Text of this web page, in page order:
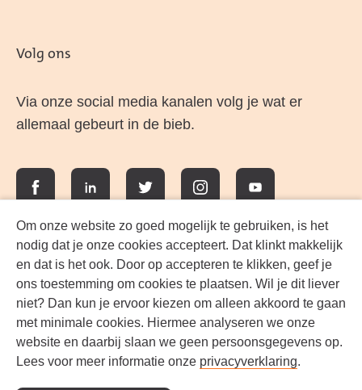
Om onze website zo goed mogelijk te gebruiken, is het
nodig dat je onze cookies accepteert. Dat klinkt makkelijk
en dat is het ook. Door op accepteren te klikken, geef je
ons toestemming om cookies te plaatsen. Wil je dit liever
niet? Dan kun je ervoor kiezen om alleen akkoord te gaan
met minimale cookies. Hiermee analyseren we onze
website en daarbij slaan we geen persoonsgegevens op.
Lees voor meer informatie onze privacyverklaring.
Volg ons
Via onze social media kanalen volg je wat er
allemaal gebeurt in de bieb.
FacebookLinkedIn Twitter InstagramYouTube